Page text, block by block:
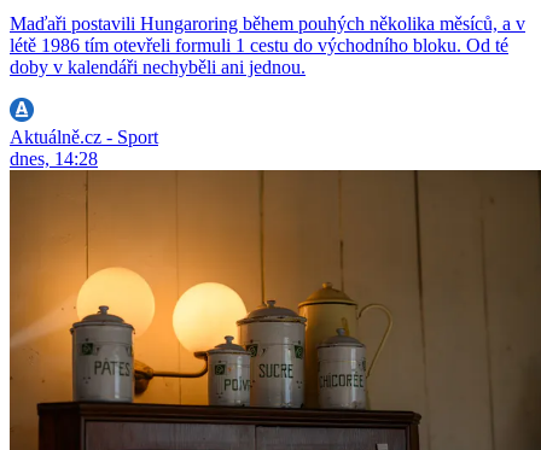
Maďaři postavili Hungaroring během pouhých několika měsíců, a v
létě 1986 tím otevřeli formuli 1 cestu do východního bloku. Od té
doby v kalendáři nechyběli ani jednou.
Aktuálně.cz - Sport
dnes, 14:28